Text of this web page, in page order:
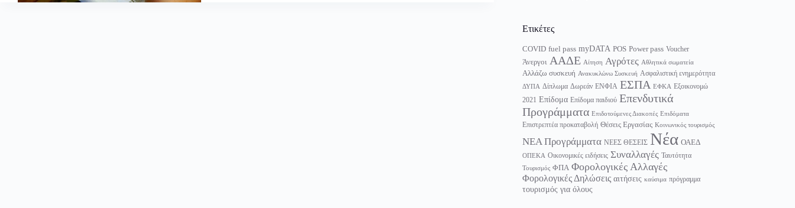
Ετικέτες
COVID fuel pass myDATA POS Power pass Voucher
Άνεργοι ΑΑΔΕ Αίτηση Αγρότες Αθλητικά σωματεία
Αλλάζω συσκευή Ανακυκλώνω Συσκευή Ασφαλιστική ενημερότητα
ΔΥΠΑ Δίπλωμα Δωρεάν ΕΝΦΙΑ ΕΣΠΑ ΕΦΚΑ Εξοικονομώ
2021 Επίδομα Επίδομα παιδιού Επενδυτικά
Προγράμματα Επιδοτούμενες Διακοπές Επιδόματα
Επιστρεπτέα προκαταβολή Θέσεις Εργασίας Κοινωνικός τουρισμός
ΝΕΑ Προγράμματα ΝΕΕΣ ΘΕΣΕΙΣ Νέα ΟΑΕΔ
ΟΠΕΚΑ Οικονομικές ειδήσεις Συναλλαγές Ταυτότητα
Τουρισμός ΦΠΑ Φορολογικές Αλλαγές
Φορολογικές Δηλώσεις αιτήσεις καύσιμα πρόγραμμα
τουρισμός για όλους